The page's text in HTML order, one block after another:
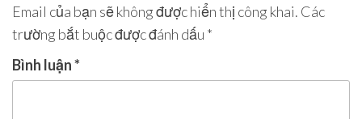
Email của bạn sẽ không được hiển thị công khai. Các
trường bắt buộc được đánh dấu *
Bình luận*